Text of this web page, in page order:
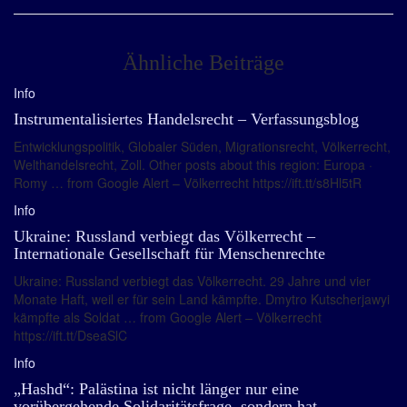
Ähnliche Beiträge
Info
Instrumentalisiertes Handelsrecht – Verfassungsblog
Entwicklungspolitik, Globaler Süden, Migrationsrecht, Völkerrecht,
Welthandelsrecht, Zoll. Other posts about this region: Europa ·
Romy … from Google Alert – Völkerrecht https://ift.tt/s8Hl5tR
Info
Ukraine: Russland verbiegt das Völkerrecht –
Internationale Gesellschaft für Menschenrechte
Ukraine: Russland verbiegt das Völkerrecht. 29 Jahre und vier
Monate Haft, weil er für sein Land kämpfte. Dmytro Kutscherjawyi
kämpfte als Soldat … from Google Alert – Völkerrecht
https://ift.tt/DseaSlC
Info
„Hashd“: Palästina ist nicht länger nur eine